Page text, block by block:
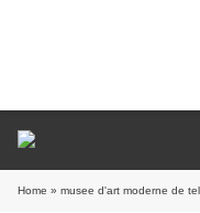
Home » musee d'art moderne de